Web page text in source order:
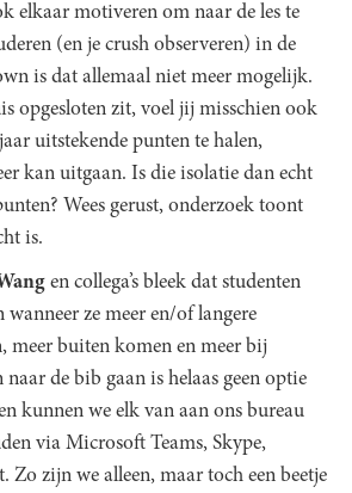
elkaar motiveren om naar de les te
(en je crush observeren) in de
is dat allemaal niet meer mogelijk.
opgesloten zit, voel jij misschien ook
uitstekende punten te halen,
kan uitgaan. Is die isolatie dan echt
Wees gerust, onderzoek toont
is.
en collega’s bleek dat studenten
wanneer ze meer en/of langere
meer buiten komen en meer bij
naar de bib gaan is helaas geen optie
kunnen we elk van aan ons bureau
via Microsoft Teams, Skype,
Zo zijn we alleen, maar toch een beetje